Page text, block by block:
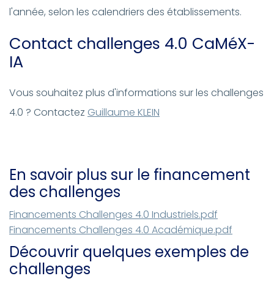
l'année, selon les calendriers des établissements.
Contact challenges 4.0 CaMéX-
IA
Vous souhaitez plus d'informations sur les challenges
4.0 ? Contactez Guillaume KLEIN
En savoir plus sur le financement
des challenges
Document
Financements Challenges 4.0 Industriels.pdf
Document
Financements Challenges 4.0 Académique.pdf
Découvrir quelques exemples de
challenges